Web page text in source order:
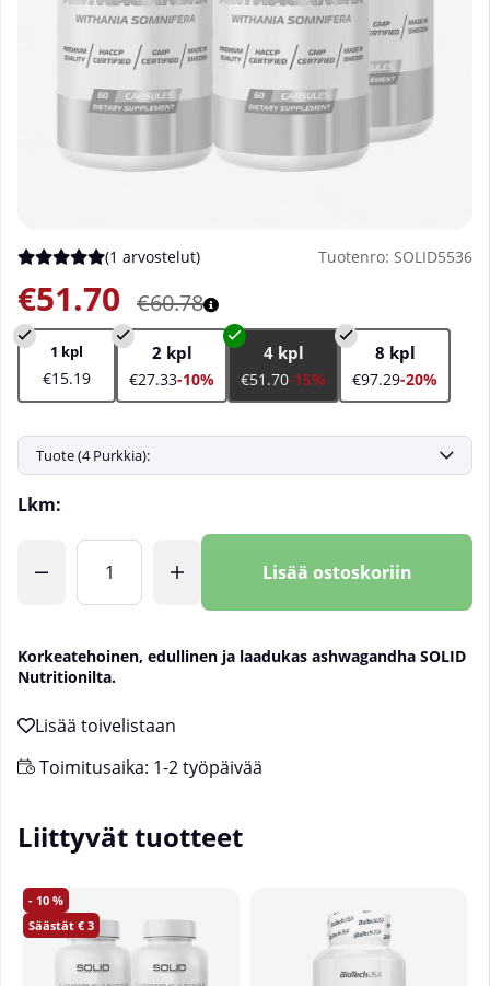
Keskiarvoluokitus 5 / 5 Arvioiden määrä 1
(1 arvostelut) Tuotenro: SOLID5536
€60.78
€51.70
1 kpl
€15.19
2 kpl
€27.33-10%
4 kpl
€51.70-15%
8 kpl
€97.29-20%
Lkm:
Lisää ostoskoriin
Korkeatehoinen, edullinen ja laadukas ashwagandha SOLID
Nutritionilta.
Toimitusaika: 1-2 työpäivää
Liittyvät tuotteet
10
3